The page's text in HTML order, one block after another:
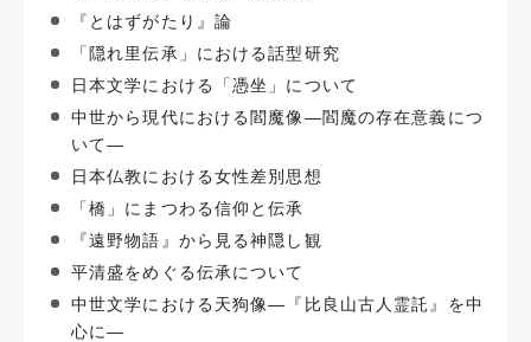
『とはずがたり』論
「隠れ里伝承」における話型研究
日本文学における「憑坐」について
中世から現代における閻魔像―閻魔の存在意義につ
いて―
日本仏教における女性差別思想
「橋」にまつわる信仰と伝承
『遠野物語』から見る神隠し観
平清盛をめぐる伝承について
中世文学における天狗像―『比良山古人霊託』を中
心に―